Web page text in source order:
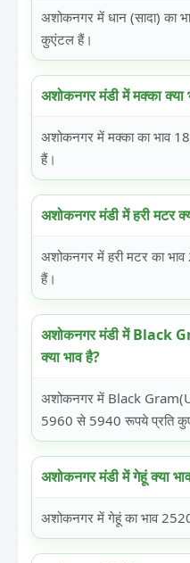
अशोकनगर में धान (सादा) का
कुएंटल हैं।
अशोकनगर मंडी में मक्का क्या
अशोकनगर में मक्का का भाव
हैं।
अशोकनगर मंडी में हरी मटर
अशोकनगर में हरी मटर का
हैं।
अशोकनगर मंडी में Black
क्या भाव है?
अशोकनगर में Black
5960 से 5940 रूपये प्रति
अशोकनगर मंडी में गेहूं क्या
अशोकनगर में गेहूं का भाव